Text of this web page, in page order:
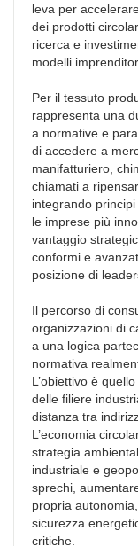
leva per
dei prodotti
ricerca e
modelli
Per il tessuto
rappresenta una
a normative e
di accedere a
manifatturiero,
chiamati a
integrando
le imprese più
vantaggio
conformi e
posizione di
Il percorso di
organizzazioni di
a una logica
normativa
L’obiettivo è
delle filiere
distanza tra
L’economia
strategia
industriale e
sprechi,
propria
sicurezza
critiche.